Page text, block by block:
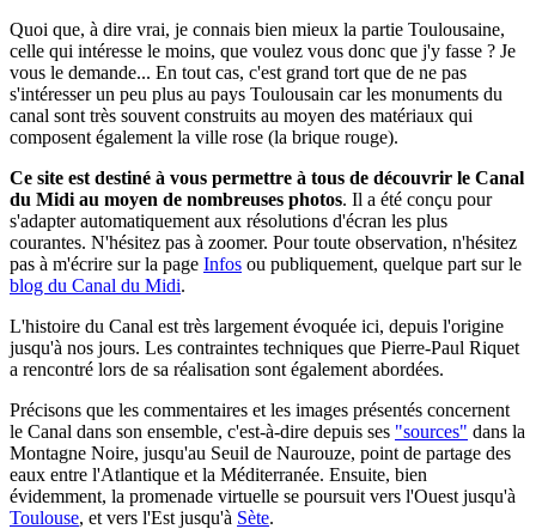
Quoi que, à dire vrai, je connais bien mieux la partie Toulousaine,
celle qui intéresse le moins, que voulez vous donc que j'y fasse ? Je
vous le demande... En tout cas, c'est grand tort que de ne pas
s'intéresser un peu plus au pays Toulousain car les monuments du
canal sont très souvent construits au moyen des matériaux qui
composent également la ville rose (la brique rouge).
Ce site est destiné à vous permettre à tous de découvrir le Canal
du Midi au moyen de nombreuses photos. Il a été conçu pour
s'adapter automatiquement aux résolutions d'écran les plus
courantes. N'hésitez pas à zoomer. Pour toute observation, n'hésitez
pas à m'écrire sur la page Infos ou publiquement, quelque part sur le
blog du Canal du Midi.
L'histoire du Canal est très largement évoquée ici, depuis l'origine
jusqu'à nos jours. Les contraintes techniques que Pierre-Paul Riquet
a rencontré lors de sa réalisation sont également abordées.
Précisons que les commentaires et les images présentés concernent
le Canal dans son ensemble, c'est-à-dire depuis ses "sources" dans la
Montagne Noire, jusqu'au Seuil de Naurouze, point de partage des
eaux entre l'Atlantique et la Méditerranée. Ensuite, bien
évidemment, la promenade virtuelle se poursuit vers l'Ouest jusqu'à
Toulouse, et vers l'Est jusqu'à Sète.